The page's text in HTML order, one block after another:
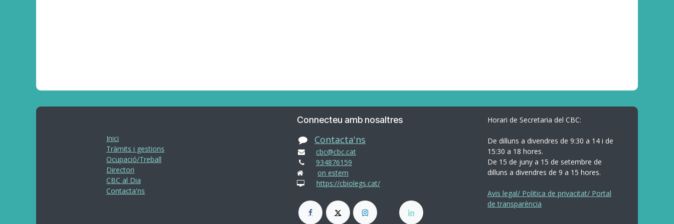
Inici
Tràmits i gestions
Ocupació/Treball
Directori
CBC al Dia
Contacta'ns
Connecteu amb nosaltres
Contacta'ns
cbc@cbc.cat
934876159
on estem
https://cbiolegs.cat/
Horari de Secretaria del CBC:
De dilluns a divendres de 9:30 a 14 i de
15:30 a 18 hores.
De 15 de juny a 15 de setembre de
dilluns a divendres de 9 a 15 hores.
Avis legal/ Politica de privacitat/ Portal
de transparència